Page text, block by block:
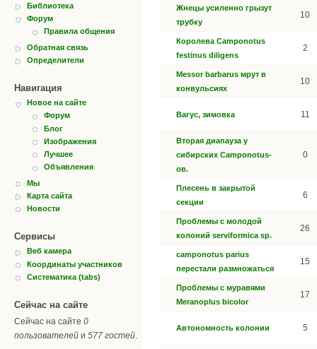
Библиотека
Форум
Правила общения
Обратная связь
Определители
Навигация
Новое на сайте
Форум
Блог
Изображения
Лучшее
Объявления
Мы
Карта сайта
Новости
Сервисы
Веб камера
Координаты участников
Систематика (tabs)
Сейчас на сайте
Сейчас на сайте 0
пользователей и 577 гостей.
Жнецы усиленно грызут
трубку
10
Королева Camponotus
festinus diligens
2
Messor barbarus мрут в
конвульсиях
10
Вагус, зимовка 11
Вторая диапауза у
сибирских Camponotus-
ов.
0
Плесень в закрытой
секции
6
Проблемы с молодой
колоний serviformica sp.
26
camponotus parius
перестали размножаться
15
Проблемы с муравями
Meranoplus bicolor
17
Автономность колонии 5